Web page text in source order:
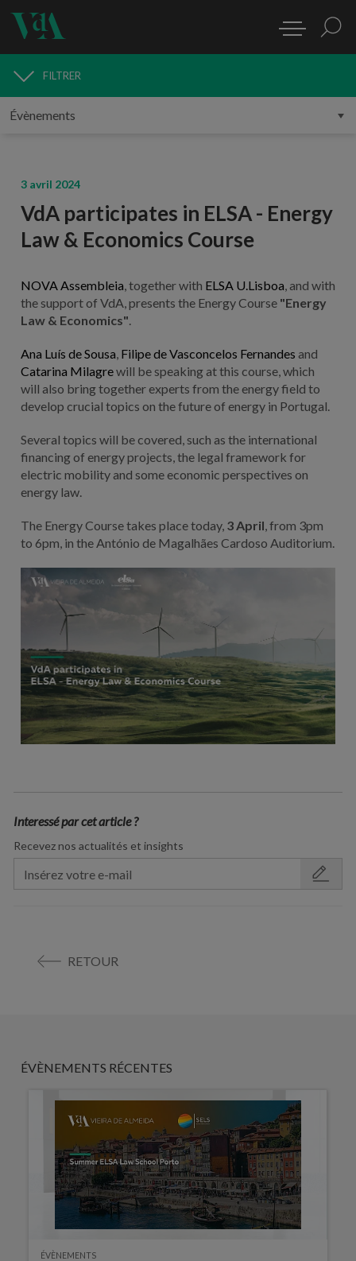
MÉDIAS
FILTRER
3 avril 2024
VdA participates in ELSA - Energy
Law & Economics Course
NOVA Assembleia , together with ELSA U.Lisboa , and with
the support of VdA, presents the Energy Course "Energy
Law & Economics"
Ana Luís de Sousa Filipe de Vasconcelos Fernandes and
Catarina Milagrewill be speaking at this course, which
will also bring together experts from the energy field to
develop crucial topics on the future of energy in Portugal.
Several topics will be covered, such as the international
financing of energy projects, the legal framework for
electric mobility and some economic perspectives on
energy law.
The Energy Course takes place today, 3 April , from 3pm
to 6pm, in the António de Magalhães Cardoso Auditorium.
Interessé par cet article ?
Recevez nos actualités et insights
RETOUR
ÉVÈNEMENTS RÉCENTES
ÉVÈNEMENTS